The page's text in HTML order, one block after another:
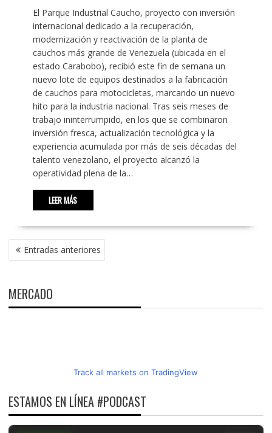
El Parque Industrial Caucho, proyecto con inversión
internacional dedicado a la recuperación,
modernización y reactivación de la planta de
cauchos más grande de Venezuela (ubicada en el
estado Carabobo), recibió este fin de semana un
nuevo lote de equipos destinados a la fabricación
de cauchos para motocicletas, marcando un nuevo
hito para la industria nacional. Tras seis meses de
trabajo ininterrumpido, en los que se combinaron
inversión fresca, actualización tecnológica y la
experiencia acumulada por más de seis décadas del
talento venezolano, el proyecto alcanzó la
operatividad plena de la…
LEER MÁS
NAVEGACIÓN
DE Entradas anteriores
MERCADO
Track all markets on TradingView
ESTAMOS EN LÍNEA #PODCAST